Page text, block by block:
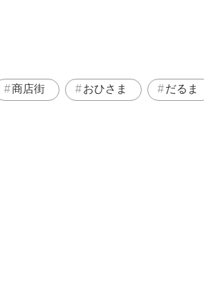
商店街 おひさま だるま